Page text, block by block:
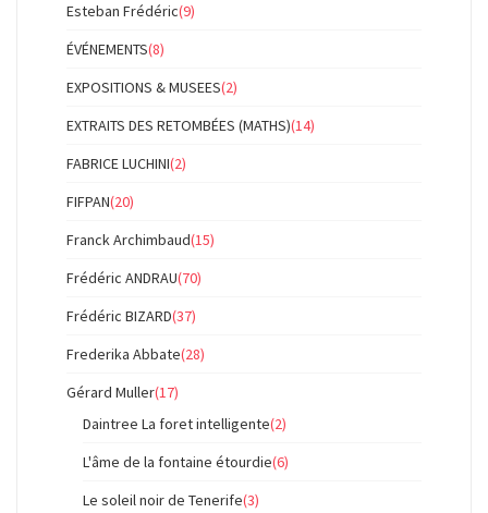
Esteban Frédéric(9)
ÉVÉNEMENTS(8)
EXPOSITIONS & MUSEES(2)
EXTRAITS DES RETOMBÉES (MATHS)(14)
FABRICE LUCHINI(2)
FIFPAN(20)
Franck Archimbaud(15)
Frédéric ANDRAU(70)
Frédéric BIZARD(37)
Frederika Abbate(28)
Gérard Muller(17)
Daintree La foret intelligente(2)
L'âme de la fontaine étourdie(6)
Le soleil noir de Tenerife(3)